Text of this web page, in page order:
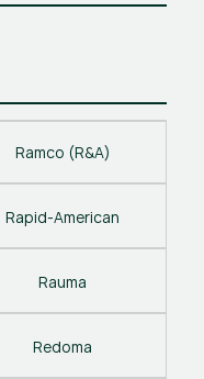
Ramco (R&A)
Rapid-American
Rauma
Redoma